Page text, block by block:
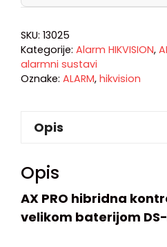
SKU: 13025
Kategorije: Alarm HIKVISION,
alarmni sustavi
Oznake: ALARM, hikvision
Opis
Opis
AX PRO hibridna
velikom baterijom